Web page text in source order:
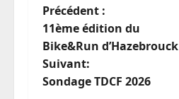
N
a
v
Précédent :
11ème édition du
Bike&Run d’Hazebrouck
Suivant:
Sondage TDCF 2026